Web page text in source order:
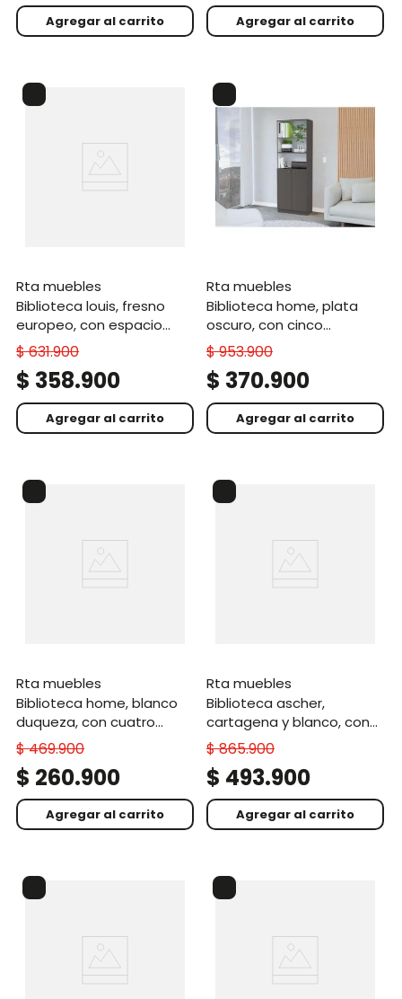
Agregar al carrito Agregar al carrito
rta muebles
biblioteca louis, fresno
europeo, con espacio
para colocar libros y
objetos decorativos
$631.900
$ 358.900
Agregar al carrito
rta muebles
biblioteca home, plata
oscuro, con cinco
entrepaños y dos puertas
abatibles zf
$953.900
$ 370.900
Agregar al carrito
rta muebles
biblioteca home, blanco
duqueza, con cuatro
entrepaños
$469.900
$ 260.900
Agregar al carrito
rta muebles
biblioteca ascher,
cartagena y blanco, con
cinco entrepaños
$865.900
$ 493.900
Agregar al carrito